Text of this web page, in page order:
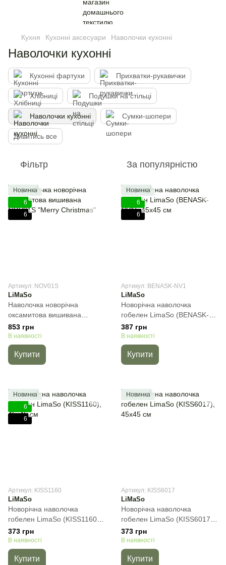
Кухня Кухонні аксесуари Наволочки кухонні
Наволочки кухонні
Кухонні фартухи Прихватки-рукавички
Хлібниці Подушки на стільці
Наволочки кухонні Сумки-шопери
Дивитись все
Фільтр За популярністю
Новинка
6
6
Артикул: NOV01S
LiMaSo
Наволочка новорічна
оксамитова вишивана
NOV01S "Merry Christmas",
42х65 см
853 грн
В наявності
Купити
Новинка
6
6
Артикул: BENASK-NV1
LiMaSo
Новорічна наволочка
гобелен LimaSo (BENASK-
NV1), 45х45 см
387 грн
В наявності
Купити
Новинка
6
6
Артикул: KISS1160
LiMaSo
Новорічна наволочка
гобелен LimaSo (KISS1160),
45х45 см
373 грн
В наявності
Купити
Новинка
Артикул: KISS6017
LiMaSo
Новорічна наволочка
гобелен LimaSo (KISS6017),
45х45 см
373 грн
В наявності
Купити